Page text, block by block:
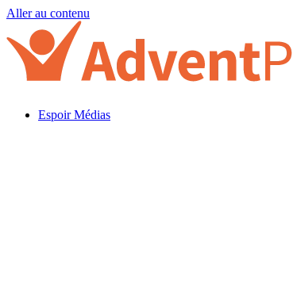
Aller au contenu
Espoir Médias